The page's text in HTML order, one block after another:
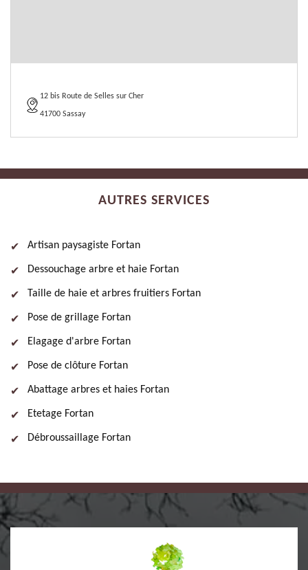
12 bis Route de Selles sur Cher
41700 Sassay
AUTRES SERVICES
Artisan paysagiste Fortan
Dessouchage arbre et haie Fortan
Taille de haie et arbres fruitiers Fortan
Pose de grillage Fortan
Elagage d'arbre Fortan
Pose de clôture Fortan
Abattage arbres et haies Fortan
Etetage Fortan
Débroussaillage Fortan